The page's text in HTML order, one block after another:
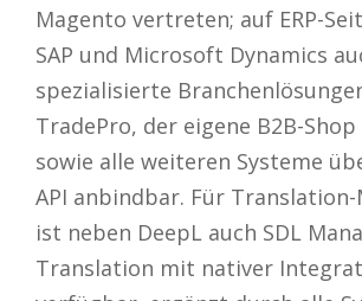
Magento vertreten; auf ERP-
SAP und Microsoft Dynamics
spezialisierte
TradePro, der eigene B2B-Shop
sowie alle weiteren Systeme
API anbindbar. Für
ist neben DeepL auch SDL
Translation mit nativer